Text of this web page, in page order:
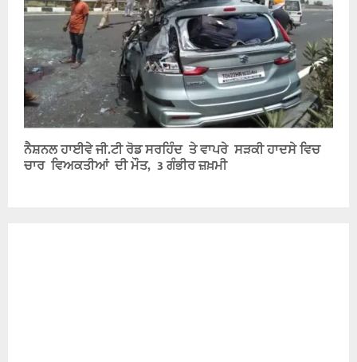
ਨੈਸ਼ਨਲ ਹਾਈਵੇ ਜੀ.ਟੀ ਰੋਡ ਸਰਹਿੰਦ ਤੇ ਵਾਪਰੇ ਸੜਕੀ ਹਾਦਸੇ ਵਿਚ
ਚਾਰ ਵਿਅਕਤੀਆਂ ਦੀ ਮੌਤ, 3 ਗੰਭੀਰ ਜ਼ਖ਼ਮੀ